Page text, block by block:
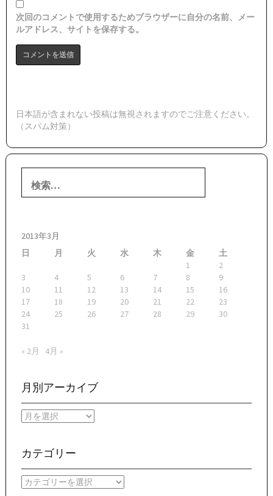
次回のコメントで使用するためブラウザーに自分の名前、メー
ルアドレス、サイトを保存する。
日本語が含まれない投稿は無視されますのでご注意ください。
（スパム対策）
索:
2013年3月
日
月 火 水 木 金
土
1
2
3
4 5 6 7 8
9
10
11 12 13 14 15
16
17
18 19 20 21 22
23
24
25 26 27 28 29
30
31
« 2月 4月 »
月別アーカイブ
月
ー
イ
ブ
カテゴリー
カ